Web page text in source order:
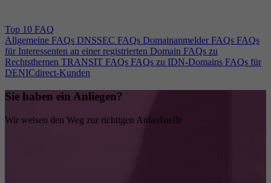
Top 10 FAQ
Allgemeine FAQs DNSSEC FAQs Domainanmelder FAQs FAQs
für Interessenten an einer registrierten Domain FAQs zu
Rechtsthemen TRANSIT FAQs FAQs zu IDN-Domains FAQs für
DENICdirect-Kunden
Sie haben ein Anliegen?
Wir weisen den Weg zur richtigen Anlaufstelle